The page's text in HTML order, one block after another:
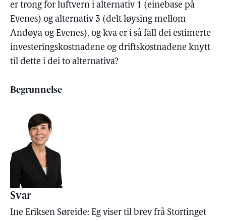
er trong for luftvern i alternativ 1 (einebase på
Evenes) og alternativ 3 (delt løysing mellom
Andøya og Evenes), og kva er i så fall dei estimerte
investeringskostnadene og driftskostnadene knytt
til dette i dei to alternativa?
Begrunnelse
Svar
Ine Eriksen Søreide: Eg viser til brev frå Stortinget